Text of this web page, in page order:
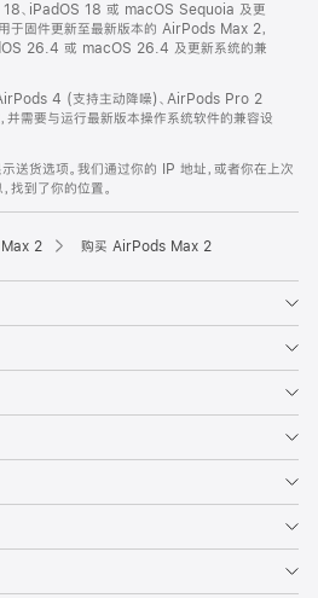
18、iPadOS 18 或 macOS Sequoia 及更
于固件更新至最新版本的 AirPods Max 2，
26.4 或 macOS 26.4 及更新系统的兼
4 (支持主动降噪)、AirPods Pro 2
需要与运行最新版本操作系统软件的兼容设
送货选项。我们通过你的 IP 地址，或者你在上次
找到了你的位置。
2 购买 AirPods Max 2